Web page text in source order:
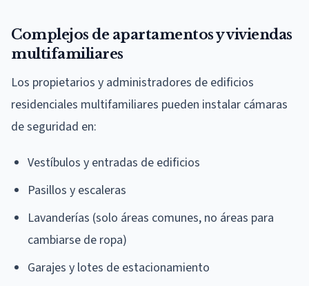
Complejos de apartamentos y viviendas
multifamiliares
Los propietarios y administradores de edificios
residenciales multifamiliares pueden instalar cámaras
de seguridad en:
Vestíbulos y entradas de edificios
Pasillos y escaleras
Lavanderías (solo áreas comunes, no áreas para
cambiarse de ropa)
Garajes y lotes de estacionamiento